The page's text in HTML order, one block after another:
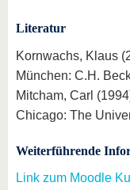
Literatur
Kornwachs, Klaus
München: C.H.
Mitcham, Carl
Chicago: The
Weiterführende
Link zum Moodle